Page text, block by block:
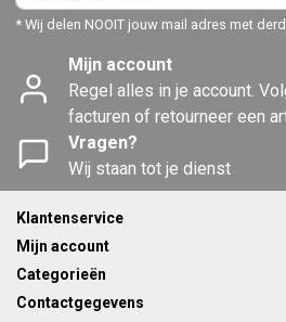
* Wij delen NOOIT jouw mail adres met
Mijn account
Regel alles in je account.
facturen of retourneer een
Vragen?
Wij staan tot je dienst
Klantenservice
Mijn account
Categorieën
Contactgegevens